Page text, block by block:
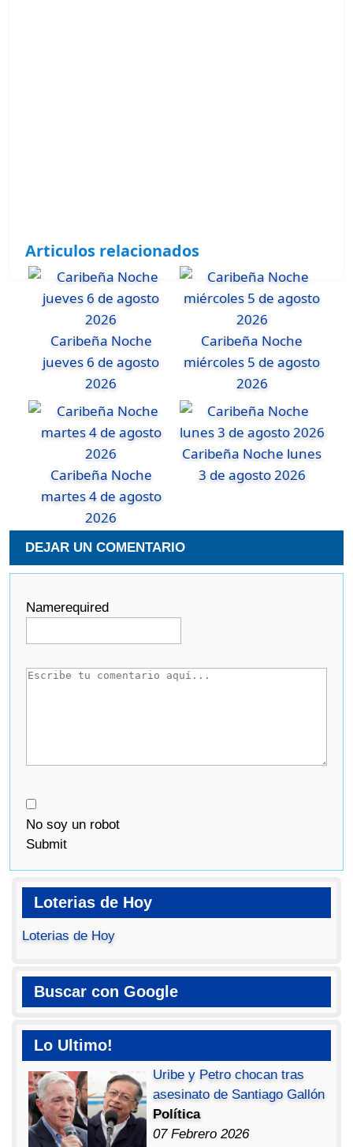
Articulos relacionados
Caribeña Noche
jueves 6 de agosto
2026
Caribeña Noche
miércoles 5 de agosto
2026
Caribeña Noche
martes 4 de agosto
2026
Caribeña Noche lunes
3 de agosto 2026
DEJAR UN COMENTARIO
Namerequired
No soy un robot
Submit
Loterias de Hoy
Loterias de Hoy
Buscar con Google
Lo Ultimo!
Uribe y Petro chocan tras
asesinato de Santiago Gallón
Política
07 Febrero 2026